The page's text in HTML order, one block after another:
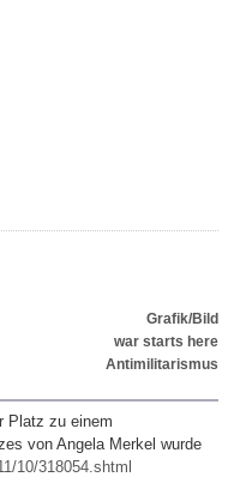
Grafik/Bild
war starts here
Antimilitarismus
Platz zu einem
von Angela Merkel wurde
10/318054.shtml